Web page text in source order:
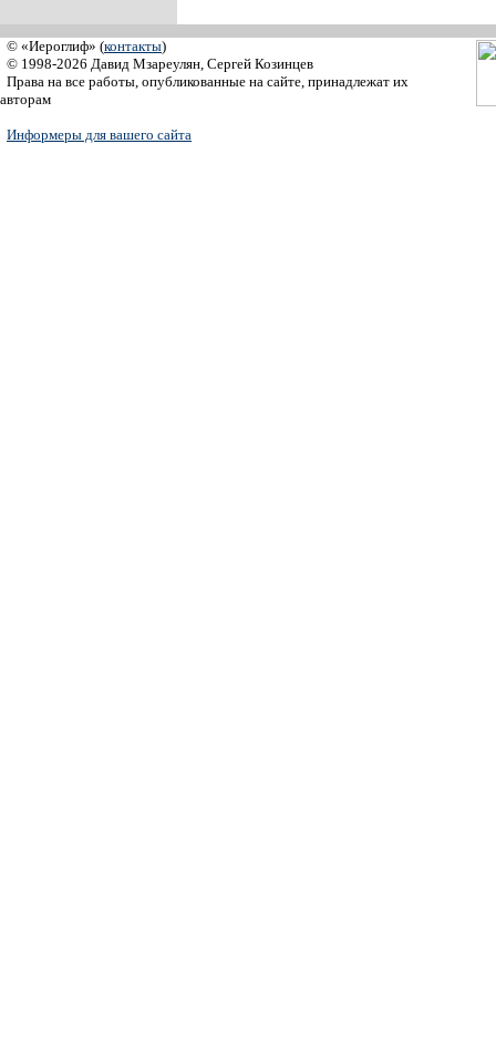
© «Иероглиф» (контакты)
© 1998-2026 Давид Мзареулян, Сергей Козинцев
Права на все работы, опубликованные на сайте, принадлежат их
авторам
Информеры для вашего сайта